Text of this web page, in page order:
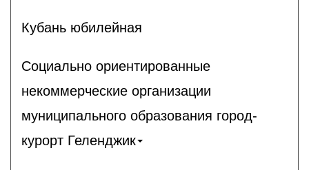
Кубань юбилейная
Социально ориентированные
некоммерческие организации
муниципального образования город-
курорт Геленджик